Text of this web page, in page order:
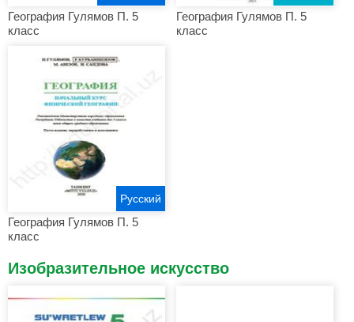
География Гулямов П. 5
класс
География Гулямов П. 5
класс
География Гулямов П. 5
класс
Русский
Изобразительное искусство